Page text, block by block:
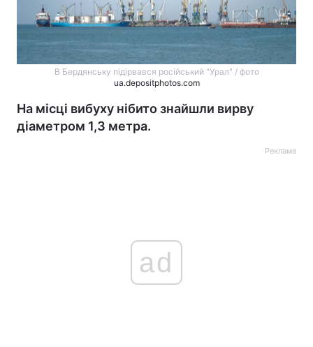
В Бердянську підірвався російський "Урал" / фото
ua.depositphotos.com
На місці вибуху нібито знайшли вирву
діаметром 1,3 метра.
Реклама
ad